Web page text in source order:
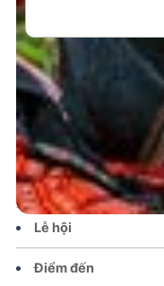
Trang chủ
Tin tức – Sự kiện
Chính sách
Văn hoá – Đời sống
Lễ hội
Điểm đến